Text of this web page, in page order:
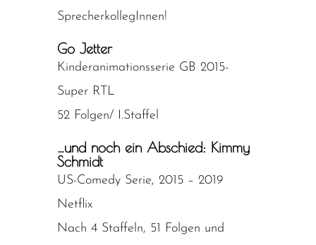
SprecherkollegInnen!
Go Jetter
Kinderanimationsserie GB 2015-
Super RTL
52 Folgen/ I.Staffel
…und noch ein Abschied: Kimmy
Schmidt
US-Comedy Serie, 2015 – 2019
Netflix
Nach 4 Staffeln, 51 Folgen und